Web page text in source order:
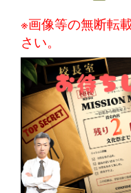
※画像等の無断転
さい。